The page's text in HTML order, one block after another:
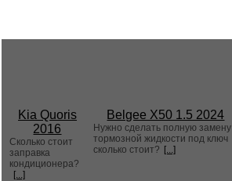
Kia Quoris
2016
Сколько стоит
заправка
кондиционера?
[...]
Belgee X50 1.5 2024
Нужно сделать полную замену
тормозной жидкости под ключ
сколько стоит? [...]